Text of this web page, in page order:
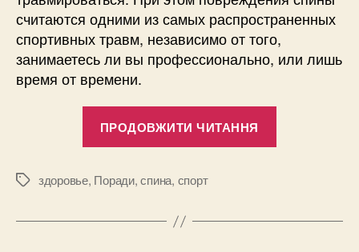
считаются одними из самых распространенных
спортивных травм, независимо от того,
занимаетесь ли вы профессионально, или лишь
время от времени.
ПРОДОВЖИТИ ЧИТАННЯ
спортом:
Позначки
здоровье, Поради,спина, спорт